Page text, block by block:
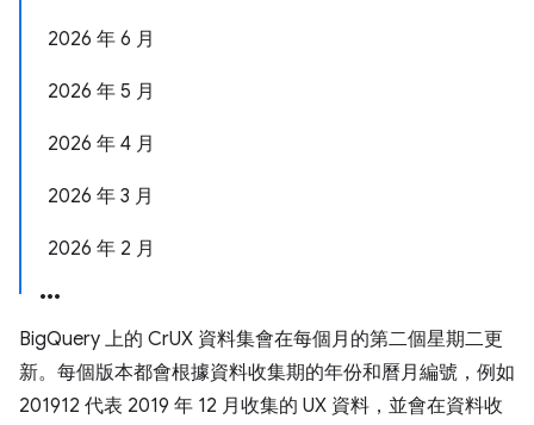
2026 年 6 月
2026 年 5 月
2026 年 4 月
2026 年 3 月
2026 年 2 月
BigQuery 上的 CrUX 資料集會在每個月的第二個星期二更
新。每個版本都會根據資料收集期的年份和曆月編號，例如
201912 代表 2019 年 12 月收集的 UX 資料，並會在資料收